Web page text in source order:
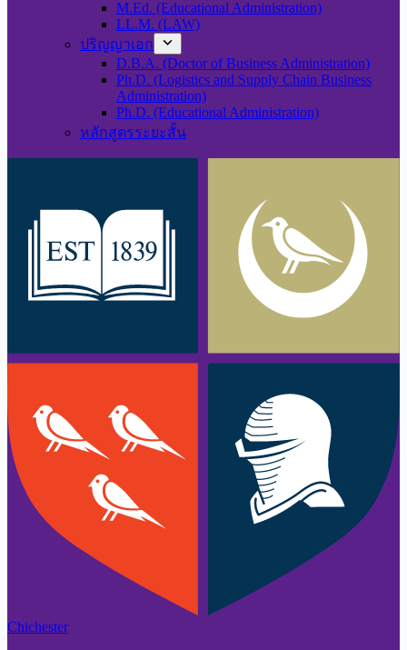
M.Ed. (Educational Administration)
LL.M. (LAW)
ปริญญาเอก
D.B.A. (Doctor of Business Administration)
Ph.D. (Logistics and Supply Chain Business
Administration)
Ph.D. (Educational Administration)
หลักสูตรระยะสั้น
Chichester